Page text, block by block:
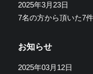
2025年3月23日
7名の方から頂いた7
お知らせ
2025年03月12日